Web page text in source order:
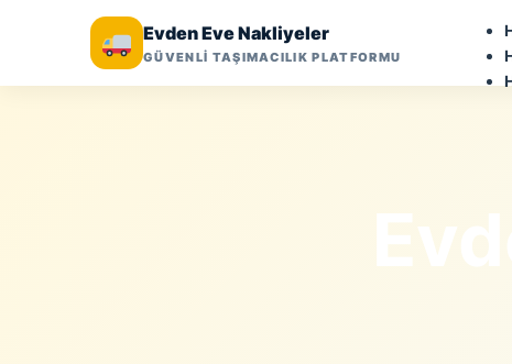
Evden Eve Nakliyeler
GÜVENLİ TAŞIMACILIK PLATFORMU